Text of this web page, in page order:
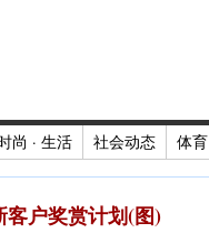
尚 · 生活 社会动态 体育
客户奖赏计划(图)